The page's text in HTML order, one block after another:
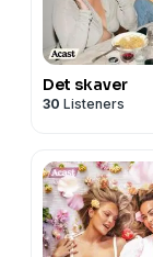
Det skaver
30 Listeners